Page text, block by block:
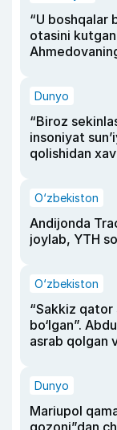
“U boshqalar
otasini
Dunyo
“Biroz
insoniyat
qolishidan
O‘zbekiston
Andijonda
joylab, YTH
O‘zbekiston
“Sakkiz qator
bo‘lgan”.
asrab qolgan
Dunyo
Mariupol
qozoni”dan